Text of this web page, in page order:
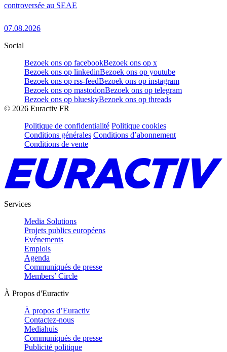
controversée au SEAE
07.08.2026
Social
Bezoek ons op facebookBezoek ons op x
Bezoek ons op linkedinBezoek ons op youtube
Bezoek ons op rss-feedBezoek ons op instagram
Bezoek ons op mastodonBezoek ons op telegram
Bezoek ons op blueskyBezoek ons op threads
© 2026 Euractiv FR
Politique de confidentialité Politique cookies
Conditions générales Conditions d’abonnement
Conditions de vente
Services
Media Solutions
Projets publics européens
Evénements
Emplois
Agenda
Communiqués de presse
Members’ Circle
À Propos d'Euractiv
À propos d’Euractiv
Contactez-nous
Mediahuis
Communiqués de presse
Publicité politique